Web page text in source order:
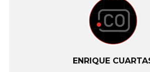
ENRIQUE